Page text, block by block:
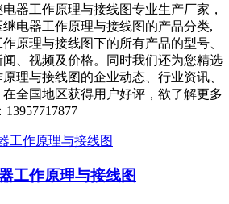
器工作原理与接线图专业生产厂家，
电器工作原理与接线图的产品分类,
原理与接线图下的所有产品的型号、
、视频及价格。同时我们还为您精选
理与接线图的企业动态、行业资讯、
全国地区获得用户好评，欲了解更多
工作原理与接线图